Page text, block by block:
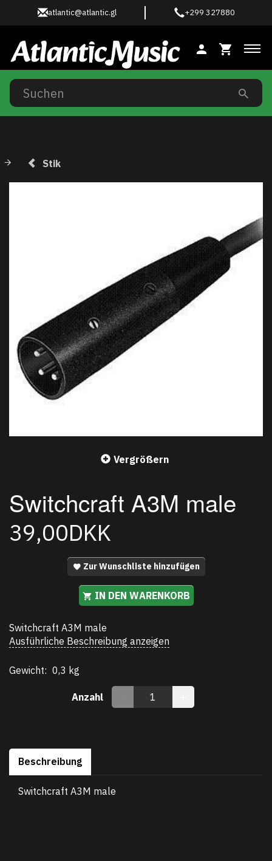
atlantic@atlantic.gl +299 327880
Stik
Vergrößern
Switchcraft A3M male
39,00DKK
Zur Wunschliste hinzufügen
IN DEN WARENKORB
Switchcraft A3M male
Ausführliche Beschreibung anzeigen
Gewicht: 0,3 kg
Anzahl
Beschreibung
Switchcraft A3M male